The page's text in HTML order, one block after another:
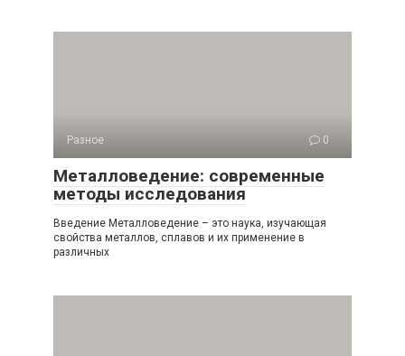
Разное 0
Металловедение: современные
методы исследования
Введение Металловедение – это наука, изучающая
свойства металлов, сплавов и их применение в
различных